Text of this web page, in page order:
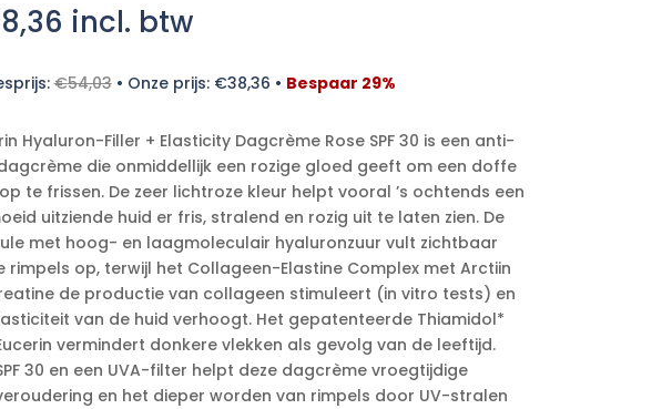
incl. btw
€54,03• Onze prijs: €38,36 • Bespaar 29%
Hyaluron-Filler + Elasticity Dagcrème Rose SPF 30 is een anti-
die onmiddellijk een rozige gloed geeft om een doffe
te frissen. De zeer lichtroze kleur helpt vooral ’s ochtends een
uitziende huid er fris, stralend en rozig uit te laten zien. De
met hoog- en laagmoleculair hyaluronzuur vult zichtbaar
rimpels op, terwijl het Collageen-Elastine Complex met Arctiin
de productie van collageen stimuleert (in vitro tests) en
van de huid verhoogt. Het gepatenteerde Thiamidol*
vermindert donkere vlekken als gevolg van de leeftijd.
30 en een UVA-filter helpt deze dagcrème vroegtijdige
en het dieper worden van rimpels door UV-stralen